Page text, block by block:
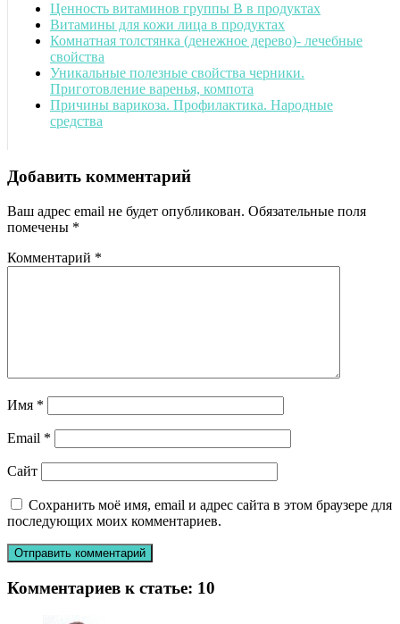
Ценность витаминов группы B в продуктах
Витамины для кожи лица в продуктах
Комнатная толстянка (денежное дерево)- лечебные
свойства
Уникальные полезные свойства черники.
Приготовление варенья, компота
Причины варикоза. Профилактика. Народные
средства
Добавить комментарий
Ваш адрес email не будет опубликован. Обязательные поля
помечены *
Комментарий *
Имя *
Email *
Сайт
Сохранить моё имя, email и адрес сайта в этом браузере для
последующих моих комментариев.
Комментариев к статье: 10